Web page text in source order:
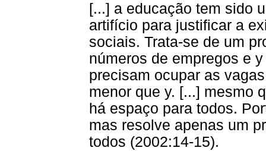
[...] a educação tem sido
artifício para justificar a
sociais. Trata-se de um
números de empregos e
precisam ocupar as
menor que y. [...] mesmo
há espaço para todos.
mas resolve apenas um
todos (2002:14-15).